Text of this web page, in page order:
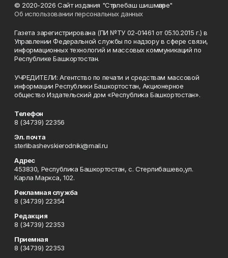
© 2020-2026 Сайт издания "Стәрлебаш шишмәләре"
Об использовании персональных данных
Газета зарегистрирована (ПИ №ТУ 02-01461 от 05.10.2015 г.) в
Управлении Федеральной службы по надзору в сфере связи,
информационных технологий и массовых коммуникаций по
Республике Башкортостан.
УЧРЕДИТЕЛИ: Агентство по печати и средствам массовой
информации Республики Башкортостан, Акционерное
общество Издательский дом «Республика Башкортостан».
Телефон
8 (34739) 22356
Эл. почта
sterlibashevskierodniki@mail.ru
Адрес
453830, Республика Башкортостан, c. Стерлибашево,ул.
Карла Маркса, 102.
Рекламная служба
8 (34739) 22354
Редакция
8 (34739) 22353
Приемная
8 (34739) 22353